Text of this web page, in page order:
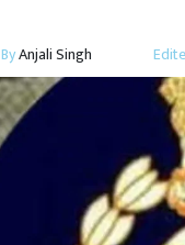
ByAnjali Singh